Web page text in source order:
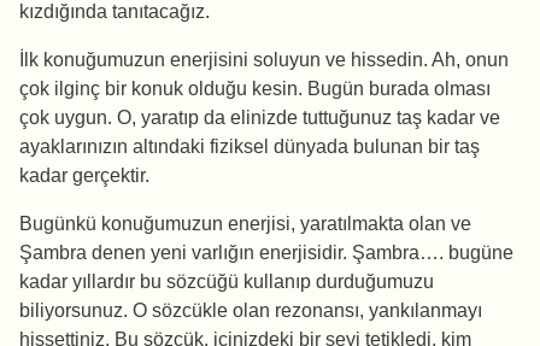
kızdığında tanıtacağız.
İlk konuğumuzun enerjisini soluyun ve hissedin. Ah, onun
çok ilginç bir konuk olduğu kesin. Bugün burada olması
çok uygun. O, yaratıp da elinizde tuttuğunuz taş kadar ve
ayaklarınızın altındaki fiziksel dünyada bulunan bir taş
kadar gerçektir.
Bugünkü konuğumuzun enerjisi, yaratılmakta olan ve
Şambra denen yeni varlığın enerjisidir. Şambra…. bugüne
kadar yıllardır bu sözcüğü kullanıp durduğumuzu
biliyorsunuz. O sözcükle olan rezonansı, yankılanmayı
hissettiniz. Bu sözcük, içinizdeki bir şeyi tetikledi, kim